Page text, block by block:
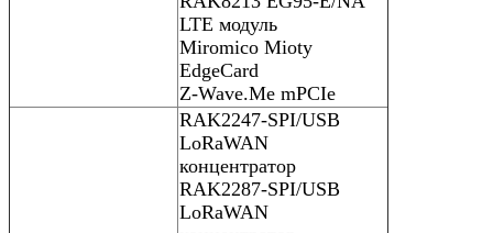
LTE модуль
Miromico Mioty
EdgeCard
Z-Wave.Me mPCIe
RAK2247-SPI/USB
LoRaWAN
концентратор
RAK2287-SPI/USB
LoRaWAN